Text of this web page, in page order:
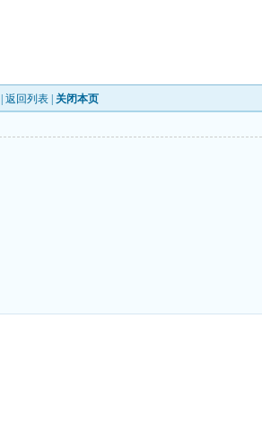
返回列表 关闭本页